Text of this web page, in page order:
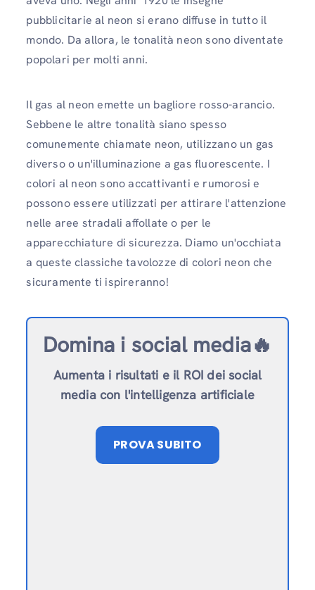
pubblicitarie al neon si erano diffuse in tutto il
mondo. Da allora, le tonalità neon sono diventate
popolari per molti anni.
Il gas al neon emette un bagliore rosso-arancio.
Sebbene le altre tonalità siano spesso
comunemente chiamate neon, utilizzano un gas
diverso o un'illuminazione a gas fluorescente. I
colori al neon sono accattivanti e rumorosi e
possono essere utilizzati per attirare l'attenzione
nelle aree stradali affollate o per le
apparecchiature di sicurezza. Diamo un'occhiata
a queste classiche tavolozze di colori neon che
sicuramente ti ispireranno!
Domina i social media🔥
Aumenta i risultati e il ROI dei social
media con l'intelligenza artificiale
PROVA SUBITO